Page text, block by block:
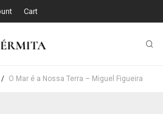
Cart
/ O Mar é a Nossa Terra – Miguel Figueira